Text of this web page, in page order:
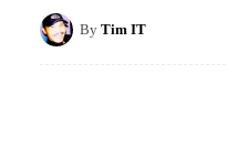
By Tim IT